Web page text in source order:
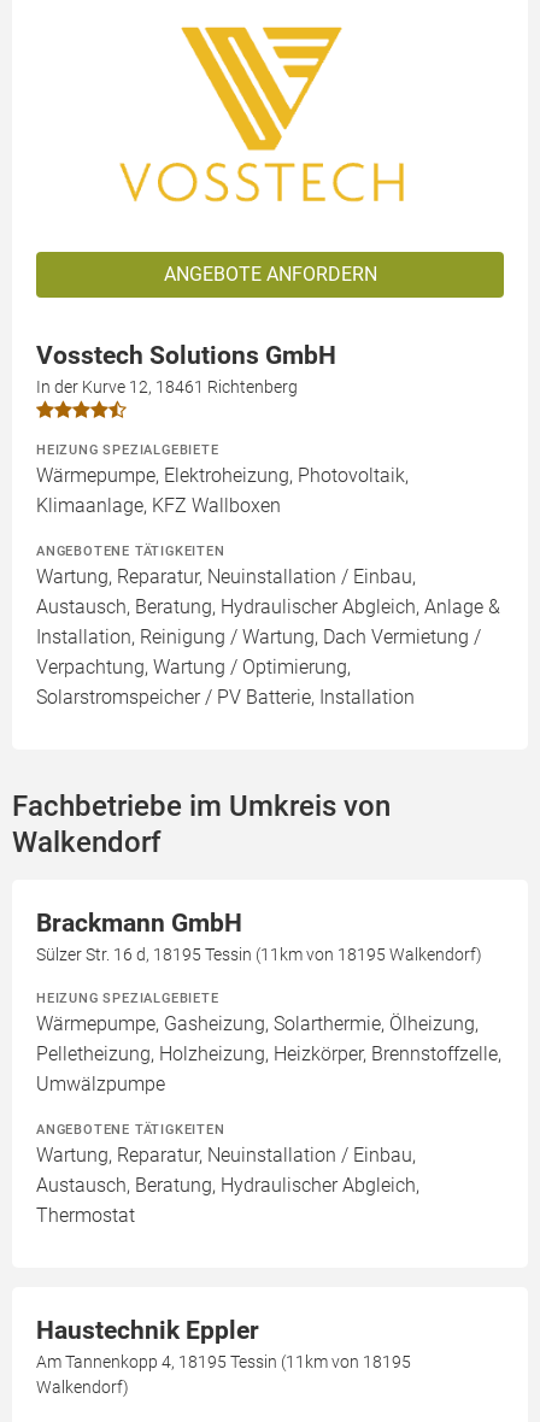
ANGEBOTE ANFORDERN
Vosstech Solutions GmbH
In der Kurve 12, 18461 Richtenberg
HEIZUNG SPEZIALGEBIETE
Wärmepumpe, Elektroheizung, Photovoltaik,
Klimaanlage, KFZ Wallboxen
ANGEBOTENE TÄTIGKEITEN
Wartung, Reparatur, Neuinstallation / Einbau,
Austausch, Beratung, Hydraulischer Abgleich, Anlage &
Installation, Reinigung / Wartung, Dach Vermietung /
Verpachtung, Wartung / Optimierung,
Solarstromspeicher / PV Batterie, Installation
Fachbetriebe im Umkreis von
Walkendorf
Brackmann GmbH
Sülzer Str. 16 d, 18195 Tessin (11km von 18195 Walkendorf)
HEIZUNG SPEZIALGEBIETE
Wärmepumpe, Gasheizung, Solarthermie, Ölheizung,
Pelletheizung, Holzheizung, Heizkörper, Brennstoffzelle,
Umwälzpumpe
ANGEBOTENE TÄTIGKEITEN
Wartung, Reparatur, Neuinstallation / Einbau,
Austausch, Beratung, Hydraulischer Abgleich,
Thermostat
Haustechnik Eppler
Am Tannenkopp 4, 18195 Tessin (11km von 18195
Walkendorf)